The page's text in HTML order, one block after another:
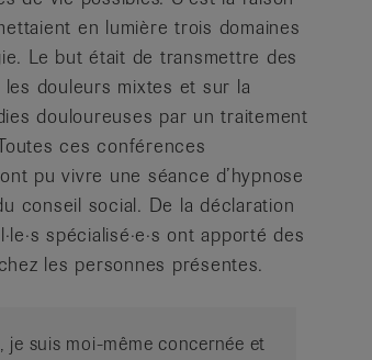
en lumière trois domaines
Le but était de transmettre des
douleurs mixtes et sur la
douloureuses par un traitement
ces conférences
pu vivre une séance d’hypnose
conseil social. De la déclaration
spécialisé·e·s ont apporté des
les personnes présentes.
suis moi-même concernée et